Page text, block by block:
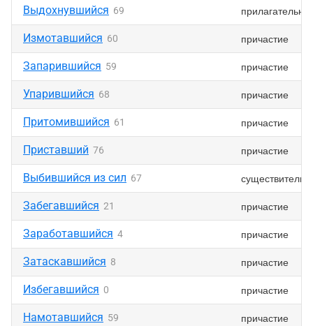
Выдохнувшийся 69
Измотавшийся 60 причастие
Запарившийся 59 причастие
Упарившийся 68 причастие
Притомившийся 61 причастие
Приставший 76 причастие
Выбившийся из сил 67
Забегавшийся 21 причастие
Заработавшийся 4 причастие
Затаскавшийся 8 причастие
Избегавшийся 0 причастие
Намотавшийся 59 причастие